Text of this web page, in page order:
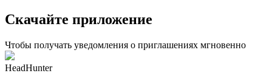
Скачайте приложение
Чтобы получать уведомления о приглашениях мгновенно
HeadHunter